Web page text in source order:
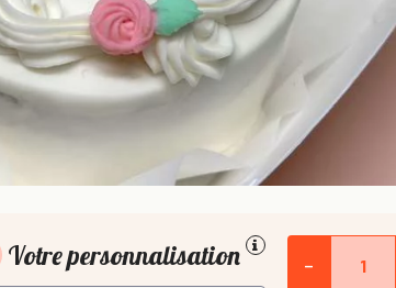
Votre personnalisation -